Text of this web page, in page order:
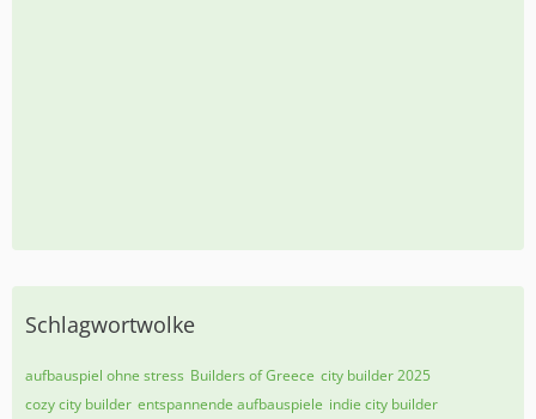
Schlagwortwolke
aufbauspiel ohne stress Builders of Greece city builder 2025
cozy city builder entspannende aufbauspiele indie city builder